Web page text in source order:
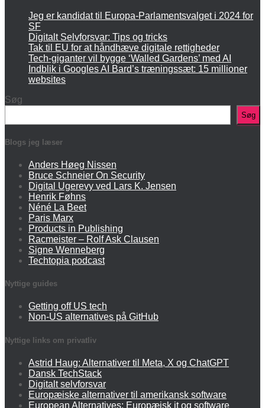
Jeg er kandidat til Europa-Parlamentsvalget i 2024 for
SF
Digitalt Selvforsvar: Tips og tricks
Tak til EU for at håndhæve digitale rettigheder
Tech-giganter vil bygge ‘Walled Gardens’ med AI
Indblik i Googles AI Bard’s træningssæt: 15 millioner
websites
Søg
Søg
Blogs jeg læser
Anders Høeg Nissen
Bruce Schneier On Security
Digital Ugerevy ved Lars K. Jensen
Henrik Føhns
Néné La Beet
Paris Marx
Products in Publishing
Racmeister – Rolf Ask Clausen
Signe Wenneberg
Techtopia podcast
Nyttige guides
Getting off US tech
Non-US alternatives på GitHub
Nyttige links om privatliv
Astrid Haug: Alternativer til Meta, X og ChatGPT
Dansk TechStack
Digitalt selvforsvar
Europæiske alternativer til amerikansk software
European Alternatives: Europæisk it og software